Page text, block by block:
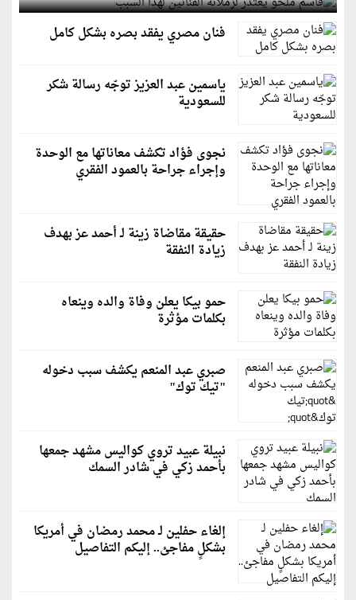
فنان مصري يفقد بصره بشكل كامل
ياسمين عبد العزيز توجّه رسالة شكر
للسعودية
نجوى فؤاد تكشف معاناتها مع الوحدة
وإجراء جراحة بالعمود الفقري
حقيقة مقاضاة زينة لـ أحمد عز بهدف
زيادة النفقة
حمو بيكا يعلن وفاة والده وينعاه
بكلمات مؤثرة
صبري عبد المنعم يكشف سبب دخوله
"تيك توك"
نبيلة عبيد تروي كواليس مشهد جمعها
بأحمد زكي في شادر السمك
إلغاء حفلين لـ محمد رمضان في أمريكا
بشكلٍ مفاجئ.. إليكم التفاصيل